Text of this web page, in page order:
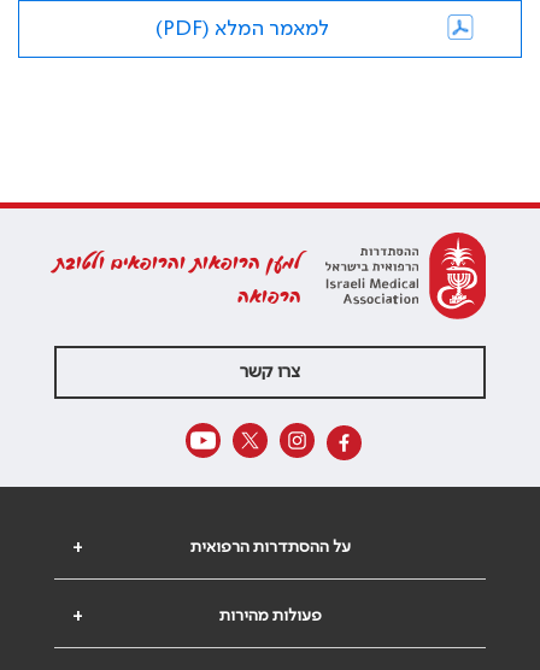
למאמר המלא (PDF)
למען הרופאות והרופאים ולטובת
הרפואה
צרו קשר
+ על ההסתדרות הרפואית
+ פעולות מהירות